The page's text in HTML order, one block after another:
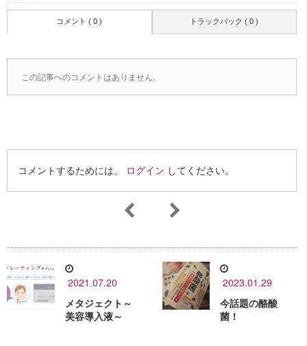
コメント ( 0 ) トラックバック ( 0 )
この記事へのコメントはありません。
コメントするためには、 ログイン してください。
2021.07.20
メタジェクト～
美容導入液～
2023.01.29
今話題の酪酸
菌！